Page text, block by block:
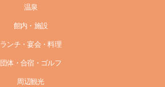
温泉
館内・施設
ランチ・宴会・料理
団体・合宿・ゴルフ
周辺観光